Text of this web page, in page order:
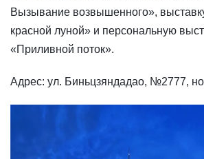
Вызывание возвышенного»,
красной луной» и персональную
«Приливной поток».
Адрес: ул. Биньцзяндадао, №2777,